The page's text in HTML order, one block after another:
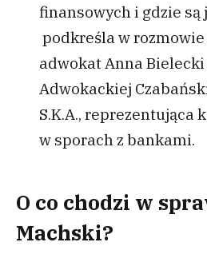
finansowych i gdzie są
podkreśla w rozmowie
adwokat Anna
Adwokackiej
S.K.A., reprezentująca
w sporach z bankami.
O co chodzi w
Machski?